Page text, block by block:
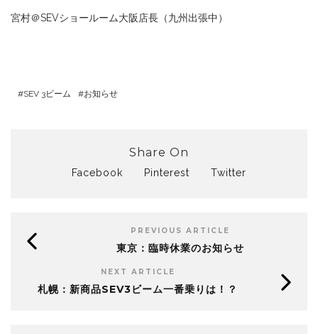
宮村＠SEVショールーム大阪店長（九州出張中）
SEV 3ビーム お知らせ
Share On
Facebook Pinterest Twitter
PREVIOUS ARTICLE
東京：臨時休業のお知らせ
NEXT ARTICLE
札幌：新商品SEV3ビーム一番乗りは！？